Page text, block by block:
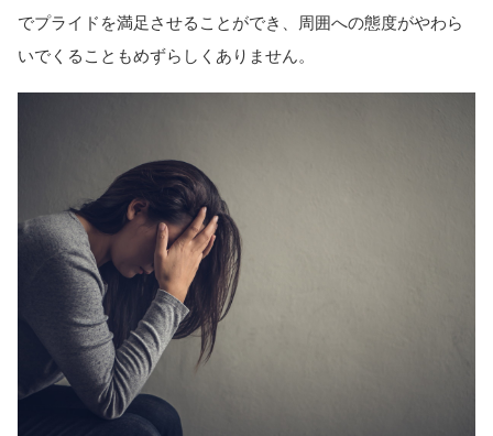
でプライドを満足させることができ、周囲への態度がやわら
いでくることもめずらしくありません。